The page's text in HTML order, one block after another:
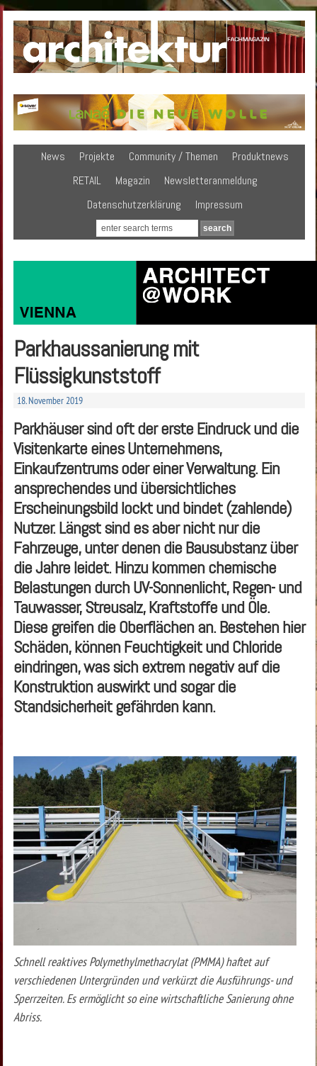
News Projekte Community / Themen
Produktnews
RETAIL
Magazin
Newsletteranmeldung
Datenschutzerklärung
Impressum
Parkhaussanierung mit
Flüssigkunststoff
18. November 2019
Parkhäuser sind oft der erste Eindruck und die
Visitenkarte eines Unternehmens,
Einkaufzentrums oder einer Verwaltung. Ein
ansprechendes und übersichtliches
Erscheinungsbild lockt und bindet (zahlende)
Nutzer. Längst sind es aber nicht nur die
Fahrzeuge, unter denen die Bausubstanz über
die Jahre leidet. Hinzu kommen chemische
Belastungen durch UV-Sonnenlicht, Regen- und
Tauwasser, Streusalz, Kraftstoffe und Öle.
Diese greifen die Oberflächen an. Bestehen hier
Schäden, können Feuchtigkeit und Chloride
eindringen, was sich extrem negativ auf die
Konstruktion auswirkt und sogar die
Standsicherheit gefährden kann.
Schnell reaktives Polymethylmethacrylat (PMMA) haftet auf
verschiedenen Untergründen und verkürzt die Ausführungs- und
Sperrzeiten. Es ermöglicht so eine wirtschaftliche Sanierung ohne
Abriss.